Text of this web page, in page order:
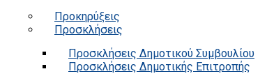
Προκηρύξεις
Προσκλήσεις
Προσκλήσεις Δημοτικού Συμβουλίου
Προσκλήσεις Δημοτικής Επιτροπής